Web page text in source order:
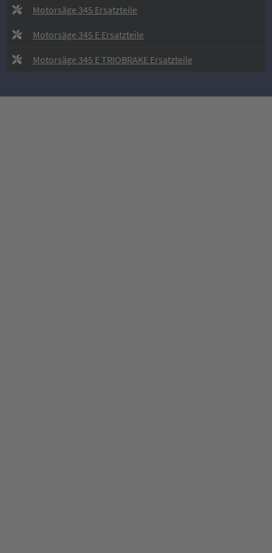
Motorsäge 345 Ersatzteile
Motorsäge 345 E Ersatzteile
Motorsäge 345 E TRIOBRAKE Ersatzteile